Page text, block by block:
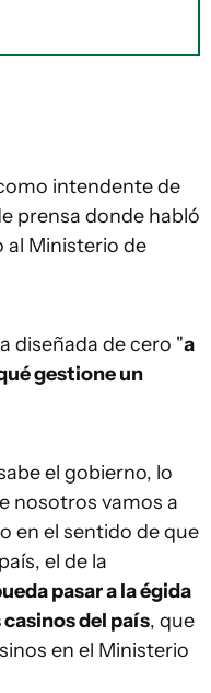
intendente de
prensa donde habló
al Ministerio de
diseñada de cero "a
gestione un
el gobierno, lo
nosotros vamos a
en el sentido de que
el de la
pasar a la égida
del país, que
en el Ministerio